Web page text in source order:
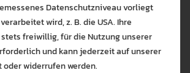
Spanisch
Alta (El
Datenschutzniveau vorliegt
wird, z. B. die USA. Ihre
freiwillig, für die Nutzung unserer
und kann jederzeit auf unserer
widerrufen werden.
Bitte wählen Sie
Die auf der Website verwendeten
Lernen Sie mehr
Alle erlauben